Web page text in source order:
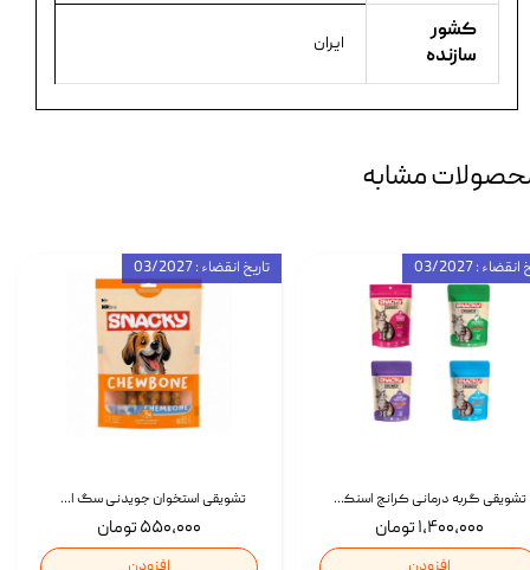
کشور
سازنده
ایران
مشابه
تشویقی استخوان جویدنی سگ اسنکی کرانچی با طعم مرغ Snacky Crunchy Munchy وزن 100 گرم
۵۵۰,۰۰۰ تومان
تاریخ انقضاء : 03/2027
تشویقی گربه درمانی کرانچ اسنکی با طعم میکس Snacky Crunch Cat Treats وزن 60 گرم بسته 4 عددی
۱,۴۰۰,۰۰۰ تومان
: 03/2027